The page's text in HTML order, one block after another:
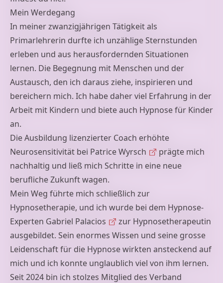
Mein Werdegang
In meiner zwanzigjährigen Tätigkeit als
Primarlehrerin durfte ich unzählige Sternstunden
erleben und aus herausfordernden Situationen
lernen. Die Begegnung mit Menschen und der
Austausch, den ich daraus ziehe, inspirieren und
bereichern mich. Ich habe daher viel Erfahrung in der
Arbeit mit Kindern und biete auch Hypnose für Kinder
an.
Die Ausbildung lizenzierter Coach erhöhte
Neurosensitivität bei Patrice Wyrsch
prägte mich
nachhaltig und ließ mich Schritte in eine neue
berufliche Zukunft wagen.
Mein Weg führte mich schließlich zur
Hypnosetherapie, und ich wurde bei dem Hypnose-
Experten Gabriel Palacios
zur Hypnosetherapeutin
ausgebildet. Sein enormes Wissen und seine grosse
Leidenschaft für die Hypnose wirkten ansteckend auf
mich und ich konnte unglaublich viel von ihm lernen.
Seit 2024 bin ich stolzes Mitglied des Verband